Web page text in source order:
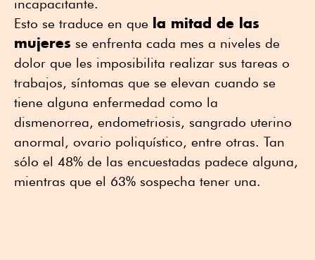
incapacitante.
Esto se traduce en que la mitad de las
mujeres se enfrenta cada mes a niveles de
dolor que les imposibilita realizar sus tareas o
trabajos, síntomas que se elevan cuando se
tiene alguna enfermedad como la
dismenorrea, endometriosis, sangrado uterino
anormal, ovario poliquístico, entre otras. Tan
sólo el 48% de las encuestadas padece alguna,
mientras que el 63% sospecha tener una.